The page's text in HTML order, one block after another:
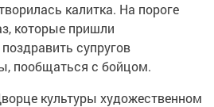
калитка. На пороге
которые пришли
супругов
пообщаться с бойцом.
культуры художественном